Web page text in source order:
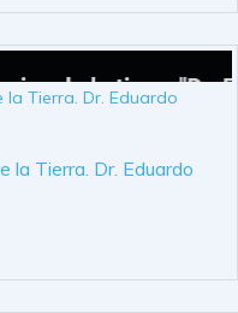
la Tierra. Dr. Eduardo